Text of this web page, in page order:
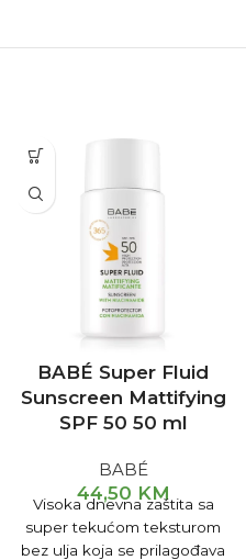
BABÉ Super Fluid
Sunscreen Mattifying
SPF 50 50 ml
BABÉ
44,50 KM
Visoka dnevna zaštita sa
super tekućom teksturom
bez ulja koja se prilagođava